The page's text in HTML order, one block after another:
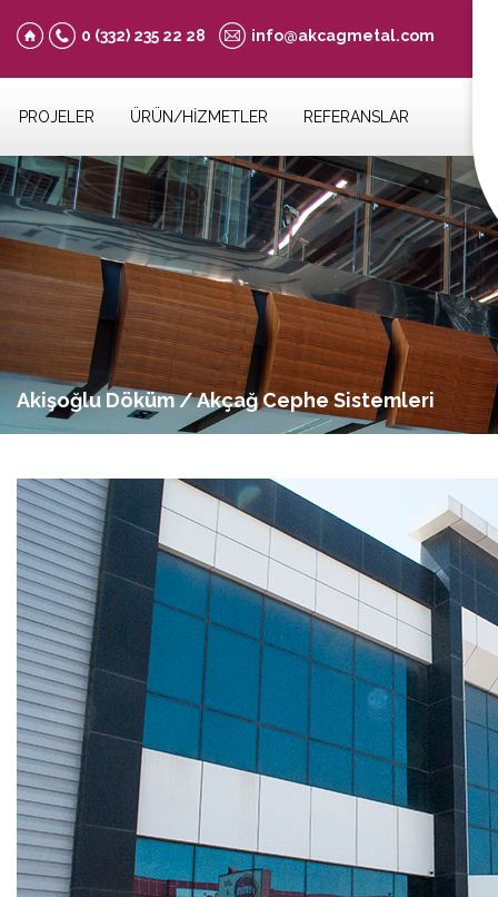
0 (332) 235 22 28 info@akcagmetal.com
PROJELER ÜRÜN/HİZMETLER REFERANSLAR
Akişoğlu Döküm / Akçağ Cephe Sistemleri